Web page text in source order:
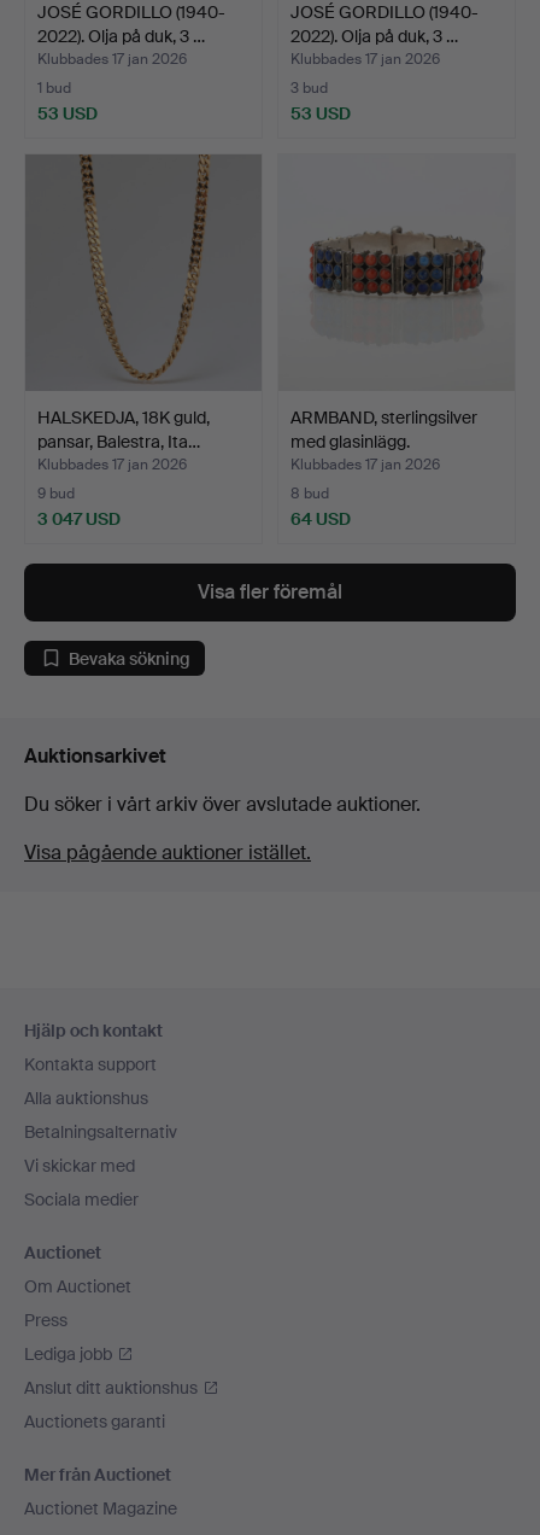
JOSÉ GORDILLO (1940-
2022). Olja på duk, 3 …
Klubbades 17 jan 2026
1 bud
53 USD
JOSÉ GORDILLO (1940-
2022). Olja på duk, 3 …
Klubbades 17 jan 2026
3 bud
53 USD
HALSKEDJA, 18K guld,
pansar, Balestra, Ita…
Klubbades 17 jan 2026
9 bud
3 047 USD
ARMBAND, sterlingsilver
med glasinlägg.
Klubbades 17 jan 2026
8 bud
64 USD
Visa fler föremål
Bevaka sökning
Auktionsarkivet
Du söker i vårt arkiv över avslutade auktioner.
Visa pågående auktioner istället.
Hjälp och kontakt
Kontakta support
Alla auktionshus
Betalningsalternativ
Vi skickar med
Sociala medier
Auctionet
Om Auctionet
Press
Lediga jobb
Anslut ditt auktionshus
Auctionets garanti
Mer från Auctionet
Auctionet Magazine